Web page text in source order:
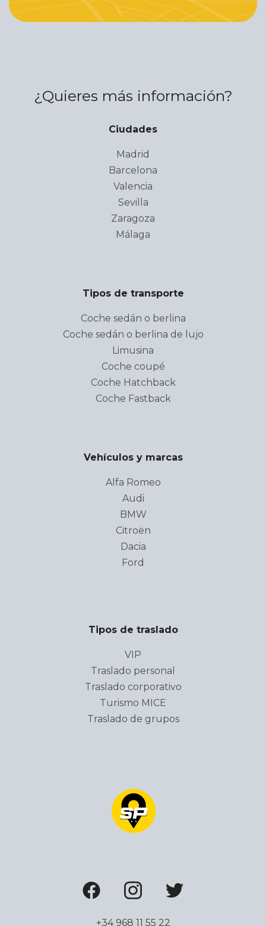
¿Quieres más información?
Ciudades
Madrid
Barcelona
Valencia
Sevilla
Zaragoza
Málaga
Tipos de transporte
Coche sedán o berlina
Coche sedán o berlina de lujo
Limusina
Coche coupé
Coche Hatchback
Coche Fastback
Vehículos y marcas
Alfa Romeo
Audi
BMW
Citroën
Dacia
Ford
Tipos de traslado
VIP
Traslado personal
Traslado corporativo
Turismo MICE
Traslado de grupos
+34 968 11 55 22